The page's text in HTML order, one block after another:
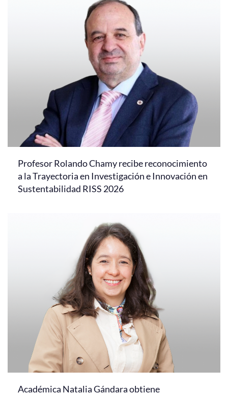
Profesor Rolando Chamy recibe reconocimiento
a la Trayectoria en Investigación e Innovación en
Sustentabilidad RISS 2026
Académica Natalia Gándara obtiene